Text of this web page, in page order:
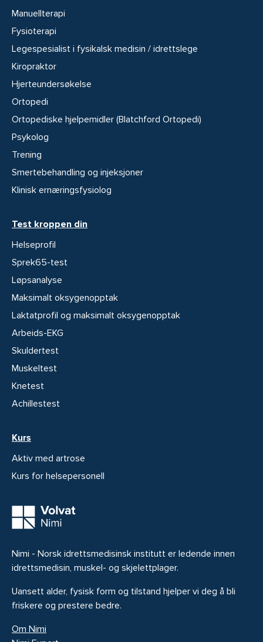
Nimi - Norsk idrettsmedisinsk institutt er ledende innen
idrettsmedisin, muskel- og skjelettplager.
Uansett alder, fysisk form og tilstand hjelper vi deg å bli
friskere og prestere bedre.
Om Nimi
Manuellterapi
Fysioterapi
Legespesialist i fysikalsk medisin / idrettslege
Kiropraktor
Hjerteundersøkelse
Ortopedi
Ortopediske hjelpemidler (Blatchford Ortopedi)
Psykolog
Trening
Smertebehandling og injeksjoner
Klinisk ernæringsfysiolog
Test kroppen din
Helseprofil
Sprek65-test
Løpsanalyse
Maksimalt oksygenopptak
Laktatprofil og maksimalt oksygenopptak
Arbeids-EKG
Skuldertest
Muskeltest
Knetest
Achillestest
Kurs
Aktiv med artrose
Kurs for helsepersonell